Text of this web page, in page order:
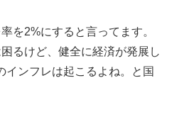
を2%にすると言ってます。
るけど、健全に経済が発展し
インフレは起こるよね。と国